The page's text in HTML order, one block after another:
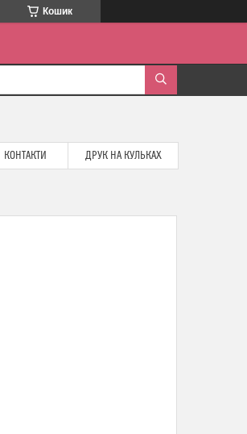
Кошик
КОНТАКТИ ДРУК НА КУЛЬКАХ